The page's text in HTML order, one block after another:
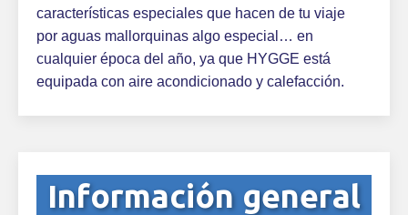
características especiales que hacen de tu viaje
por aguas mallorquinas algo especial… en
cualquier época del año, ya que HYGGE está
equipada con aire acondicionado y calefacción.
Información general